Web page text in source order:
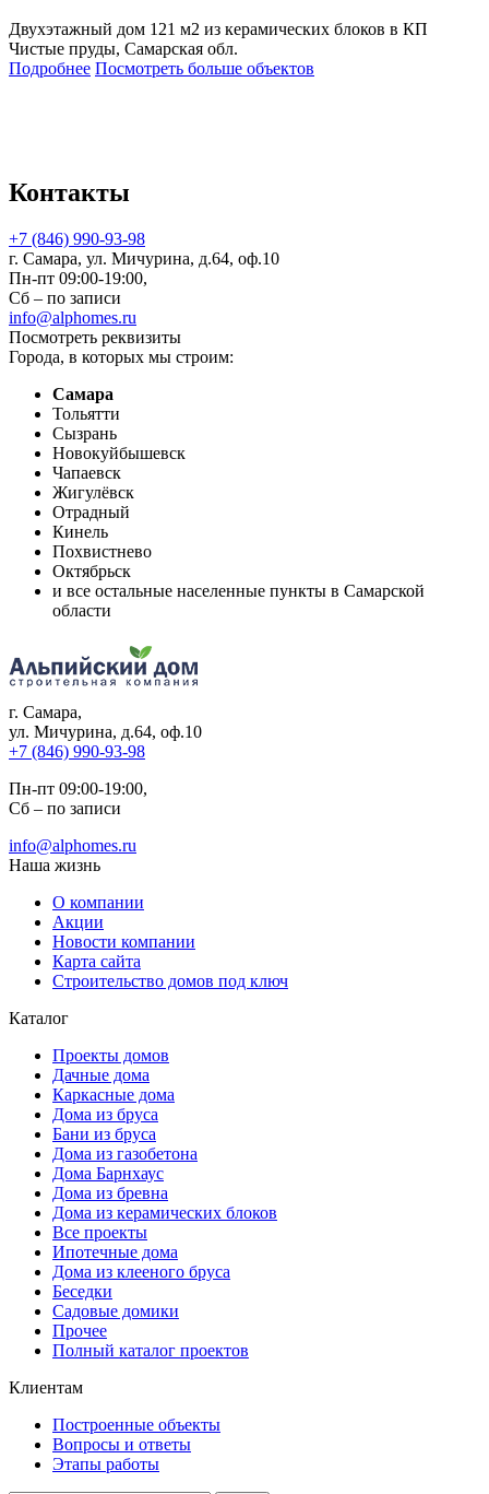
Двухэтажный дом 121 м2 из керамических блоков в КП
Чистые пруды, Самарская обл.
Подробнее Посмотреть больше объектов
Контакты
+7 (846) 990-93-98
г. Самара, ул. Мичурина, д.64, оф.10
Пн-пт 09:00-19:00,
Сб – по записи
info@alphomes.ru
Посмотреть реквизиты
Города, в которых мы строим:
Самара
Тольятти
Сызрань
Новокуйбышевск
Чапаевск
Жигулёвск
Отрадный
Кинель
Похвистнево
Октябрьск
и все остальные населенные пункты в Самарской
области
г. Самара,
ул. Мичурина, д.64, оф.10
+7 (846) 990-93-98
Пн-пт 09:00-19:00,
Сб – по записи
info@alphomes.ru
Наша жизнь
О компании
Акции
Новости компании
Карта сайта
Строительство домов под ключ
Каталог
Проекты домов
Дачные дома
Каркасные дома
Дома из бруса
Бани из бруса
Дома из газобетона
Дома Барнхаус
Дома из бревна
Дома из керамических блоков
Все проекты
Ипотечные дома
Дома из клееного бруса
Беседки
Садовые домики
Прочее
Полный каталог проектов
Клиентам
Построенные объекты
Вопросы и ответы
Этапы работы